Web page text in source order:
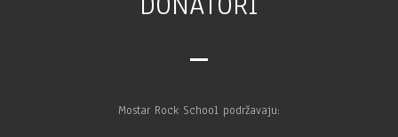
Mostar Rock School podržavaju: